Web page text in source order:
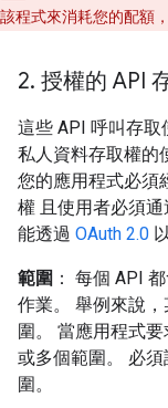
該程式來消耗您的配額
2. 授權的 API
這些 API 呼叫存
私人資料存取權的
您的應用程式必須
權 且使用者必須
能透過 OAuth 2.0
範圍 ： 每個 API
作業。 舉例來說
圍。 當應用程式
或多個範圍。 必
圍。